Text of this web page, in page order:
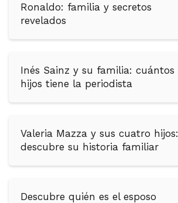
Ronaldo: familia y secretos
revelados
Inés Sainz y su familia: cuántos
hijos tiene la periodista
Valeria Mazza y sus cuatro hijos:
descubre su historia familiar
Descubre quién es el esposo